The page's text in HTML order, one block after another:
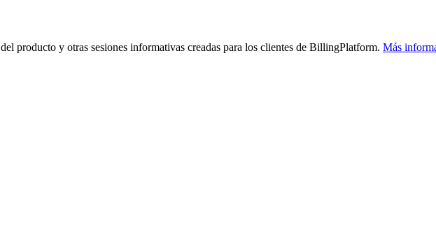
producto y otras sesiones informativas creadas para los clientes de BillingPlatform. Más